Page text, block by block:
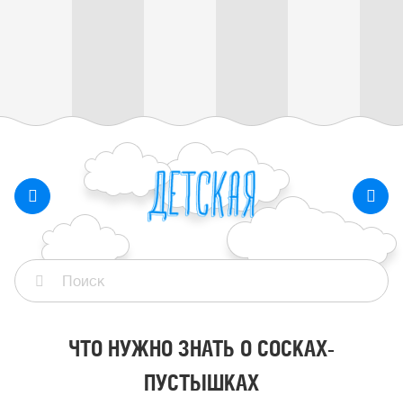
ЧТО НУЖНО ЗНАТЬ О СОСКАХ-
ПУСТЫШКАХ